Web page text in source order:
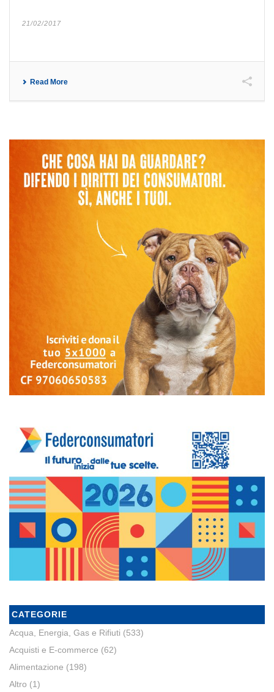
21/02/2017
Read More
CATEGORIE
Acqua, Energia, Gas e Rifiuti (533)
Acquisti e E-commerce (62)
Alimentazione (198)
Altro (1)